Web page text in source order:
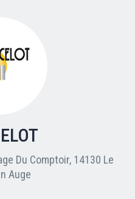
Du Comptoir, 14130 Le
Auge